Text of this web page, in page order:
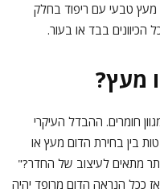
מעץ טבעי עם ריפוד בחלק
הכיוונים בבד או בעור.
מעץ?
חומרים. ההבדל העיקרי
בין בחירת הדום מעץ או
מתאים לעיצוב של החדר?"
ככל הנראה הדום מרופד יהיה